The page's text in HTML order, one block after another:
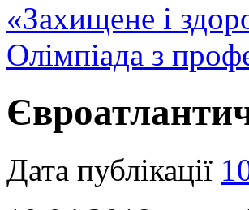
«Захищене і
Олімпіада з
Дата публікації